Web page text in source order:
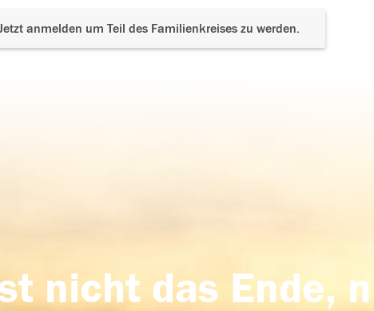
anmelden um Teil des Familienkreises zu werden.
nicht das Ende,